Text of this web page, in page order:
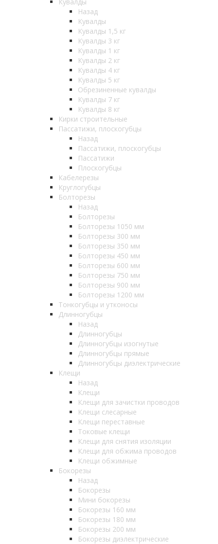
Назад
Кувалды
Кувалды 1,5 кг
Кувалды 3 кг
Кувалды 1 кг
Кувалды 2 кг
Кувалды 4 кг
Кувалды 5 кг
Обрезиненные кувалды
Кувалды 7 кг
Кувалды 8 кг
Кирки строительные
Пассатижи, плоскогубцы
Назад
Пассатижи, плоскогубцы
Пассатижи
Плоскогубцы
Кабелерезы
Круглогубцы
Болторезы
Назад
Болторезы
Болторезы 1050 мм
Болторезы 300 мм
Болторезы 350 мм
Болторезы 450 мм
Болторезы 600 мм
Болторезы 750 мм
Болторезы 900 мм
Болторезы 1200 мм
Тонкогубцы и утконосы
Длинногубцы
Назад
Длинногубцы
Длинногубцы изогнутые
Длинногубцы прямые
Длинногубцы диэлектрические
Клещи
Назад
Клещи
Клещи для зачистки проводов
Клещи слесарные
Клещи переставные
Токовые клещи
Клещи для снятия изоляции
Клещи для обжима проводов
Клещи обжимные
Бокорезы
Назад
Бокорезы
Мини бокорезы
Бокорезы 160 мм
Бокорезы 180 мм
Бокорезы 200 мм
Бокорезы диэлектрические